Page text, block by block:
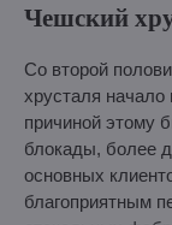
Чешский
Со второй
хрусталя начало
причиной этому
блокады, более
основных
благоприятным